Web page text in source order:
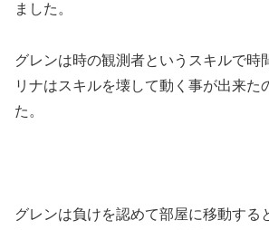
ました。
グレンは時の観測者というスキルで時
リナはスキルを壊して動く事が出来た
た。
グレンは負けを認めて部屋に移動する